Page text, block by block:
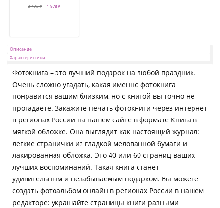
2 473 ₽
1 978 ₽
Описание
Характеристики
Фотокнига – это лучший подарок на любой праздник.
Очень сложно угадать, какая именно фотокнига
понравится вашим близким, но с книгой вы точно не
прогадаете. Закажите печать фотокниги через интернет
в регионах России на нашем сайте в формате Книга в
мягкой обложке. Она выглядит как настоящий журнал:
легкие странички из гладкой мелованной бумаги и
лакированная обложка. Это 40 или 60 страниц ваших
лучших воспоминаний. Такая книга станет
удивительным и незабываемым подарком. Вы можете
создать фотоальбом онлайн в регионах России в нашем
редакторе: украшайте страницы книги разными